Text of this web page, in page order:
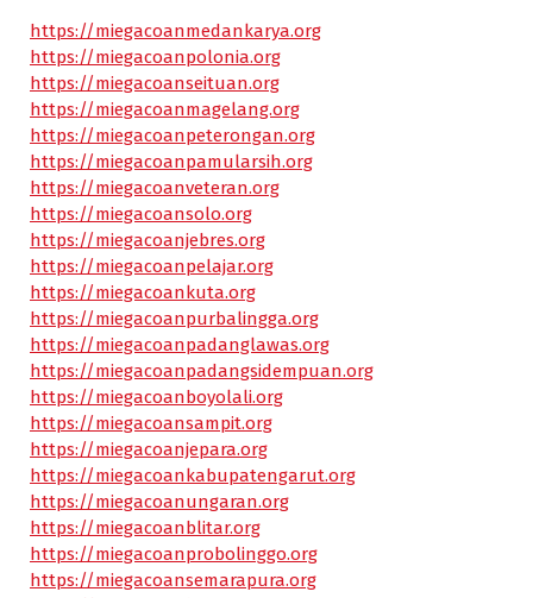
https://miegacoanmedankarya.org
https://miegacoanpolonia.org
https://miegacoanseituan.org
https://miegacoanmagelang.org
https://miegacoanpeterongan.org
https://miegacoanpamularsih.org
https://miegacoanveteran.org
https://miegacoansolo.org
https://miegacoanjebres.org
https://miegacoanpelajar.org
https://miegacoankuta.org
https://miegacoanpurbalingga.org
https://miegacoanpadanglawas.org
https://miegacoanpadangsidempuan.org
https://miegacoanboyolali.org
https://miegacoansampit.org
https://miegacoanjepara.org
https://miegacoankabupatengarut.org
https://miegacoanungaran.org
https://miegacoanblitar.org
https://miegacoanprobolinggo.org
https://miegacoansemarapura.org